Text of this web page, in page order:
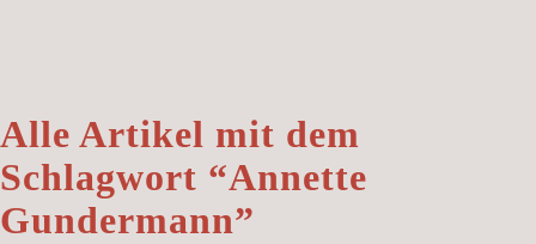
Alle Artikel mit dem
Schlagwort “Annette
Gundermann”